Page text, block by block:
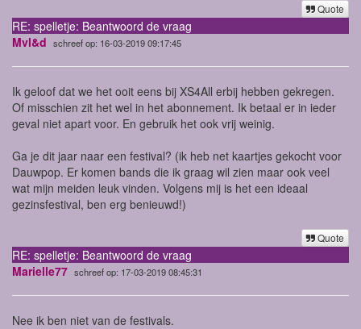
Quote
RE: spelletje: Beantwoord de vraag
Mvl&d schreef op: 16-03-2019 09:17:45
Ik geloof dat we het ooit eens bij XS4All erbij hebben gekregen.
Of misschien zit het wel in het abonnement. Ik betaal er in ieder
geval niet apart voor. En gebruik het ook vrij weinig.
Ga je dit jaar naar een festival? (ik heb net kaartjes gekocht voor
Dauwpop. Er komen bands die ik graag wil zien maar ook veel
wat mijn meiden leuk vinden. Volgens mij is het een ideaal
gezinsfestival, ben erg benieuwd!)
Quote
RE: spelletje: Beantwoord de vraag
Marielle77 schreef op: 17-03-2019 08:45:31
Nee ik ben niet van de festivals.